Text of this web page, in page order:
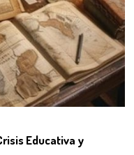
Educativa y